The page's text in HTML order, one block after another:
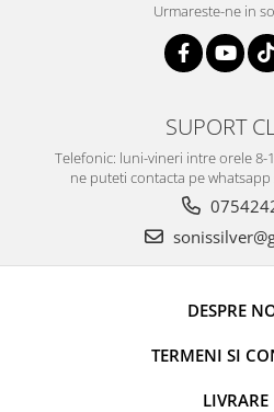
Urmareste-ne in
SUPORT
Telefonic: luni-vineri intre orele 8-
ne puteti contacta pe
DESPRE
TERMENI SI
LIVRARE